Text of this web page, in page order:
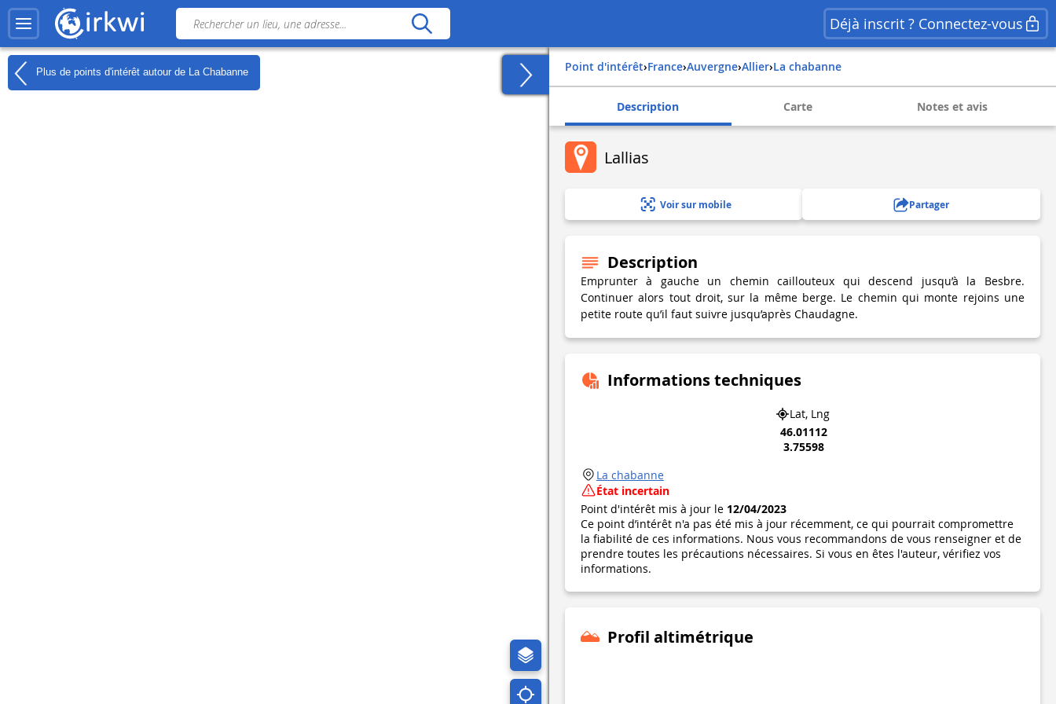
Déjà inscrit ? Connectez-vous
Plus de points d'intérêt autour de La Chabanne Point d'intérêt› france› auvergne› allier› la chabanne
Description Carte Notes et avis
Lallias
Voir sur mobile Partager
Description
Emprunter à gauche un chemin caillouteux qui descend jusqu’à la Besbre.
Continuer alors tout droit, sur la même berge. Le chemin qui monte rejoins une
petite route qu’il faut suivre jusqu’après Chaudagne.
Informations techniques
Lat, Lng
46.01112
3.75598
La chabanne
État incertain
Point d'intérêt mis à jour le 12/04/2023
Ce point d’intérêt n'a pas été mis à jour récemment, ce qui pourrait compromettre
la fiabilité de ces informations. Nous vous recommandons de vous renseigner et de
prendre toutes les précautions nécessaires. Si vous en êtes l'auteur, vérifiez vos
informations.
Profil altimétrique